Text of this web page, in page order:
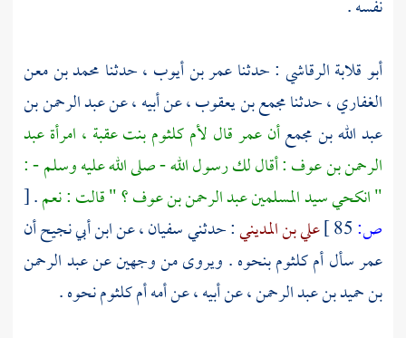
نفسه .
أبو قلابة الرقاشي : حدثناعمر بن أيوب ، حدثنا محمد بن معن
الغفاري، حدثنامجمع بن يعقوب، عن أبيه ، عنعبد الرحمن بن
عبد الله بن مجمعأنعمرقال لأم كلثوم بنت عقبة ، امرأةعبد
الرحمن بن عوف: أقال لك رسول الله - صلى الله عليه وسلم - :
" انكحي سيد المسلمينعبد الرحمن بن عوف؟ " قالت : نعم.
[
ص:
علي بن المديني: حدثنيسفيان، عنابن أبي نجيحأن
عمرسألأم كلثومبنحوه . ويروى من وجهين عنعبد الرحمن
بن حميد بن عبد الرحمن، عن أبيه ، عن أمهأم كلثومنحوه .